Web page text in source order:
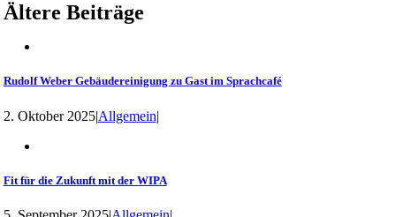
Ältere Beiträge
Rudolf Weber Gebäudereinigung zu Gast im Sprachcafé
2. Oktober 2025|Allgemein|
Fit für die Zukunft mit der WIPA